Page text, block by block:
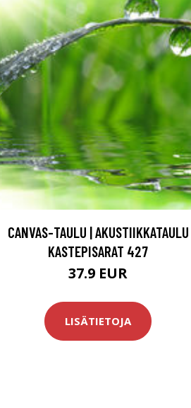
CANVAS-TAULU | AKUSTIIKKATAULU
KASTEPISARAT 427
37.9 EUR
LISÄTIETOJA